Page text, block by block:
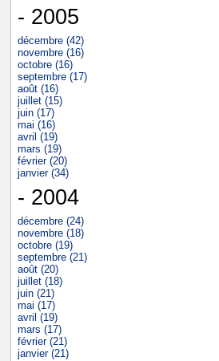
- 2005
décembre (42)
novembre (16)
octobre (16)
septembre (17)
août (16)
juillet (15)
juin (17)
mai (16)
avril (19)
mars (19)
février (20)
janvier (34)
- 2004
décembre (24)
novembre (18)
octobre (19)
septembre (21)
août (20)
juillet (18)
juin (21)
mai (17)
avril (19)
mars (17)
février (21)
janvier (21)